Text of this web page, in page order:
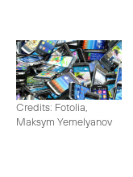
Credits: Fotolia,
Maksym Yemelyanov